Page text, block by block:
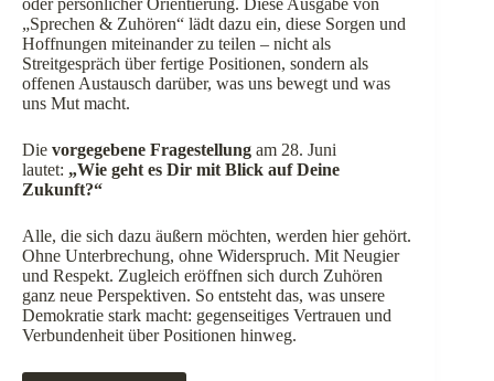
„Sprechen & Zuhören“ lädt dazu ein, diese Sorgen und
Hoffnungen miteinander zu teilen – nicht als
Streitgespräch über fertige Positionen, sondern als
offenen Austausch darüber, was uns bewegt und was
uns Mut macht.
Die vorgegebene Fragestellung am 28. Juni
lautet: „Wie geht es Dir mit Blick auf Deine
Zukunft?“
Alle, die sich dazu äußern möchten, werden hier gehört.
Ohne Unterbrechung, ohne Widerspruch. Mit Neugier
und Respekt. Zugleich eröffnen sich durch Zuhören
ganz neue Perspektiven. So entsteht das, was unsere
Demokratie stark macht: gegenseitiges Vertrauen und
Verbundenheit über Positionen hinweg.